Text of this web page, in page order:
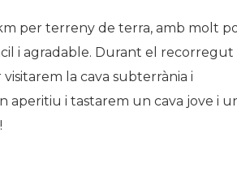
per terreny de terra, amb molt
i agradable. Durant el recorregut
la cava subterrània i
aperitiu i tastarem un cava jove i